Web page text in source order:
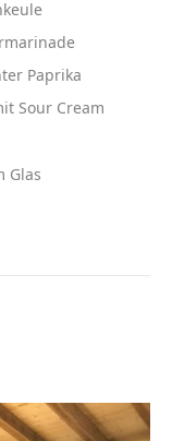
Paprika
Sour Cream
Glas